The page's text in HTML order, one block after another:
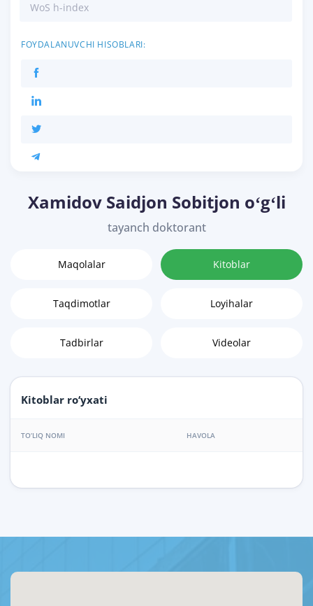
WoS h-index
FOYDALANUVCHI HISOBLARI:
Xamidov Saidjon Sobitjon oʻgʻli
tayanch doktorant
Maqolalar Kitoblar
Taqdimotlar Loyihalar
Tadbirlar Videolar
Kitoblar ro‘yxati
TO‘LIQ NOMI HAVOLA